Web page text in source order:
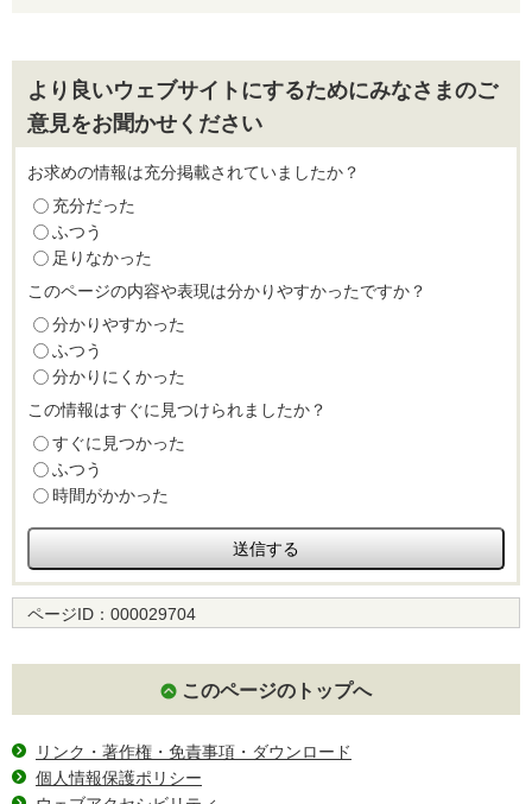
より良いウェブサイトにするためにみなさまのご
意見をお聞かせください
お求めの情報は充分掲載されていましたか？
充分だった
ふつう
足りなかった
このページの内容や表現は分かりやすかったですか？
分かりやすかった
ふつう
分かりにくかった
この情報はすぐに見つけられましたか？
すぐに見つかった
ふつう
時間がかかった
ページID： 000029704
このページのトップへ
リンク・著作権・免責事項・ダウンロード
個人情報保護ポリシー